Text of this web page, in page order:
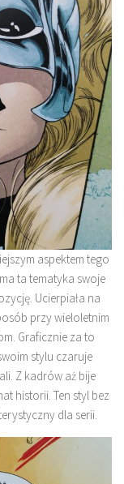
aspektem tego
ta tematyka swoje
Ucierpiała na
przy wieloletnim
Graficznie za to
stylu czaruje
Z kadrów aż bije
historii. Ten styl bez
dla serii.